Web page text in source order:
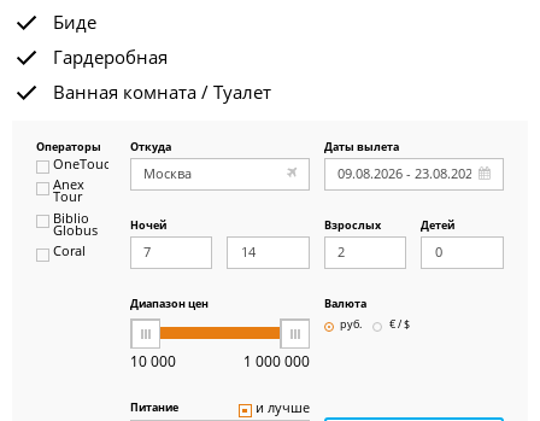
Биде
Гардеробная
Ванная комната / Туалет
Операторы
OneTouch&Travel
Anex
Tour
Biblio
Globus
Coral
Откуда Даты вылета
Ночей Взрослых Детей
Диапазон цен
10 000 1 000 000
Валюта
руб.
€ / $
Питание и лучше